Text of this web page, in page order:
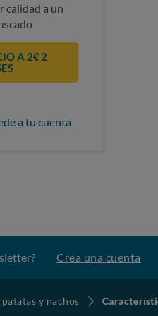
calidad a un
A 2€ 2
a tu cuenta
Crea una cuenta
y nachos